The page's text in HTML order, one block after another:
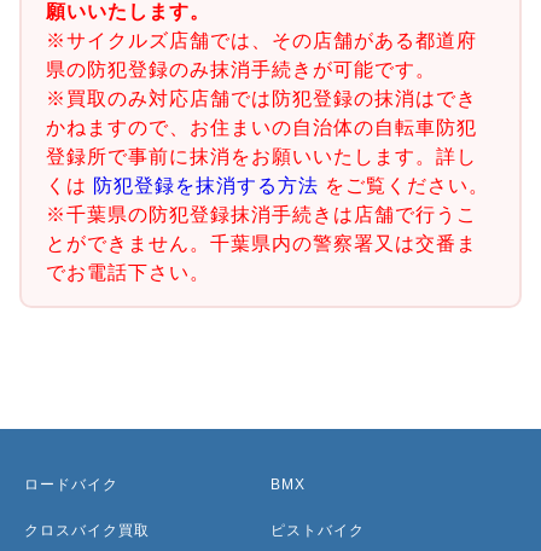
願いいたします。
※サイクルズ店舗では、その店舗がある都道府
県の防犯登録のみ抹消手続きが可能です。
※買取のみ対応店舗では防犯登録の抹消はでき
かねますので、お住まいの自治体の自転車防犯
登録所で事前に抹消をお願いいたします。詳し
くは 防犯登録を抹消する方法 をご覧ください。
※千葉県の防犯登録抹消手続きは店舗で行うこ
とができません。千葉県内の警察署又は交番ま
でお電話下さい。
ロードバイク
クロスバイク買取
BMX
ピストバイク